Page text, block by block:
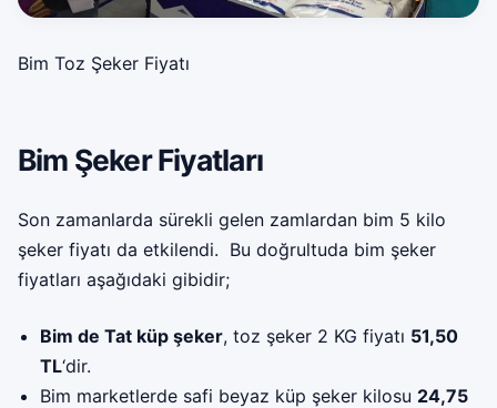
Bim Toz Şeker Fiyatı
Bim Şeker Fiyatları
Son zamanlarda sürekli gelen zamlardan bim 5 kilo
şeker fiyatı da etkilendi. Bu doğrultuda bim şeker
fiyatları aşağıdaki gibidir;
Bim de Tat küp şeker, toz şeker 2 KG fiyatı 51,50
TL‘dir.
Bim marketlerde safi beyaz küp şeker kilosu 24,75